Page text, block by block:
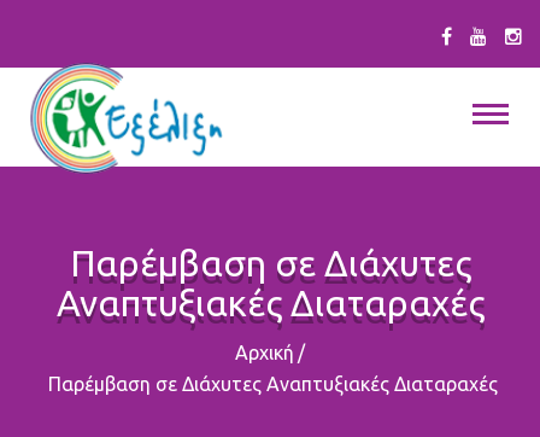
Παρέμβαση σε Διάχυτες
Αναπτυξιακές Διαταραχές
Αρχική /
Παρέμβαση σε Διάχυτες Αναπτυξιακές Διαταραχές